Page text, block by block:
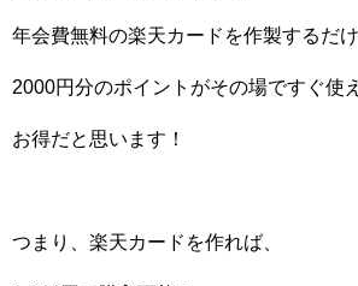
年会費無料の楽天カードを作製するだけ
2000円分のポイントがその場ですぐ使
お得だと思います！
つまり、楽天カードを作れば、